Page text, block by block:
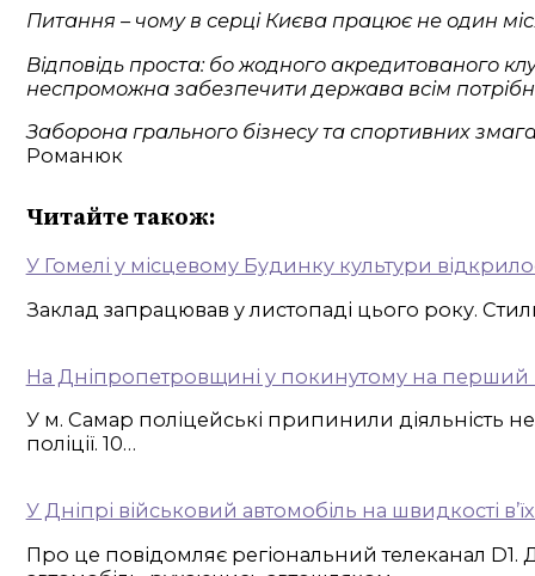
Питання – чому в серці Києва працює не один
Відповідь проста: бо жодного акредитованого
неспроможна забезпечити держава всім
Заборона грального бізнесу та спортивних
Романюк
Читайте також:
У Гомелі у місцевому Будинку культури
Заклад запрацював у листопаді цього року.
На Дніпропетровщині у покинутому на перший
У м. Самар поліцейські припинили діяльність
поліції. 10…
У Дніпрі військовий автомобіль на швидкості
Про це повідомляє регіональний телеканал